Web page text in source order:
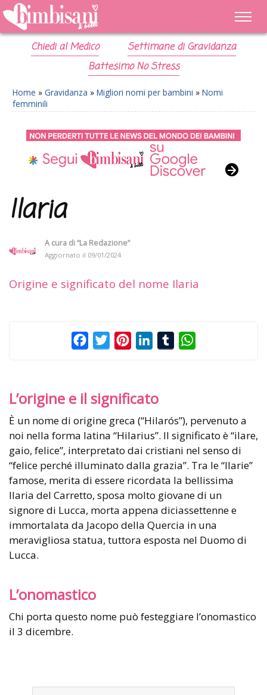
Chiedi al Medico
Settimane di Gravidanza
Battesimo No Stress
Home » Gravidanza » Migliori nomi per bambini » Nomi
femminili
Ilaria
A cura di“La Redazione”
Aggiornato il 09/01/2024
Origine e significato del nome Ilaria
FacebookTwitterPinterestLinkedInTumblr
L’origine e il significato
È un nome di origine greca (“Hilarós”), pervenuto a
noi nella forma latina “Hilarius”. Il significato è “ilare,
gaio, felice”, interpretato dai cristiani nel senso di
“felice perché illuminato dalla grazia”. Tra le “Ilarie”
famose, merita di essere ricordata la bellissima
Ilaria del Carretto, sposa molto giovane di un
signore di Lucca, morta appena diciassettenne e
immortalata da Jacopo della Quercia in una
meravigliosa statua, tuttora esposta nel Duomo di
Lucca.
L’onomastico
Chi porta questo nome può festeggiare l’onomastico
il 3 dicembre.